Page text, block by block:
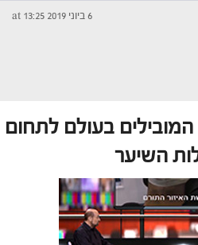
6 ביוני 2019 at 13:25
בעולם לתחום
השיער